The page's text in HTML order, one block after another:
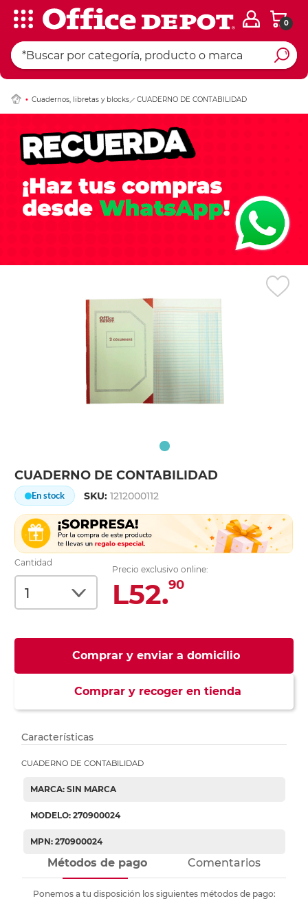
0
Cuadernos, libretas y blocks CUADERNO DE CONTABILIDAD
CUADERNO DE CONTABILIDAD
En stock SKU:1212000112
Cantidad
Precio exclusivo online:
L52.90
Comprar y enviar a domicilio
Comprar y recoger en tienda
Ingresar Codigo
Características
CUADERNO DE CONTABILIDAD
MARCA: SIN MARCA
MODELO: 270900024
MPN: 270900024
Métodos de pago Comentarios
Ponemos a tu disposición los siguientes métodos de pago: